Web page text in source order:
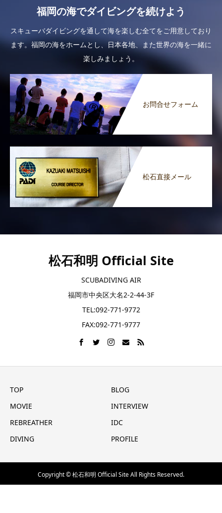
福岡の海でダイビングを続けよう
スキューバダイビングを通して海を楽しむ全てをご用意しており
ます。福岡の海をホームとし、日本各地、また世界の海を一緒に
楽しみましょう。
お問合せフォーム
松石直接メール
松石和明 Official Site
SCUBADIVING AIR
福岡市中央区大名2-2-44-3F
TEL:092-771-9772
FAX:092-771-9777
TOP
BLOG
MOVIE
INTERVIEW
REBREATHER
IDC
DIVING
PROFILE
Copyright © 松石和明 Official Site All Rights Reserved.
電話(AIR) 問合せフォーム